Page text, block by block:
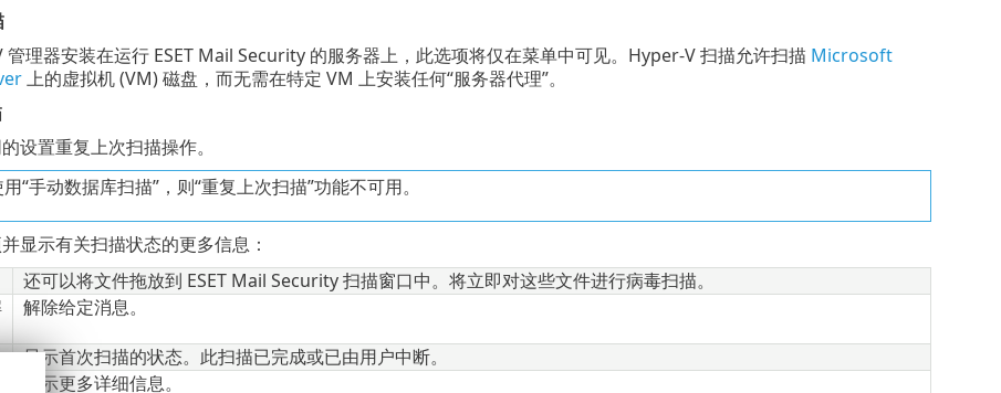
理器安装在运行 ESET Mail Security 的服务器上，此选项将仅在菜单中可见。Hyper-V 扫描允许扫描 Microsoft
上的虚拟机 (VM) 磁盘，而无需在特定 VM 上安装任何“服务器代理”。
设置重复上次扫描操作。
“手动数据库扫描”，则“重复上次扫描”功能不可用。
显示有关扫描状态的更多信息：
还可以将文件拖放到 ESET Mail Security 扫描窗口中。将立即对这些文件进行病毒扫描。
解除给定消息。
显示首次扫描的状态。此扫描已完成或已由用户中断。
显示更多详细信息。